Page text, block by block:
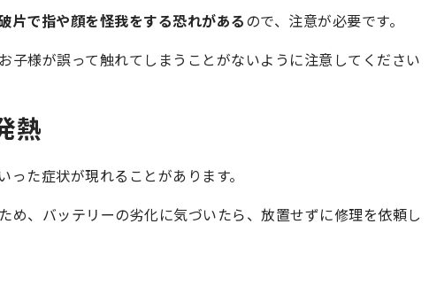
片で指や顔を怪我をする恐れがあるので、注意が必要です。
子様が誤って触れてしまうことがないように注意してください
熱
った症状が現れることがあります。
め、バッテリーの劣化に気づいたら、放置せずに修理を依頼し